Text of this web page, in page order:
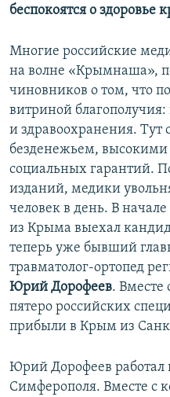
беспокоятся о здоровье
Многие российские
на волне «Крымнаша»,
чиновников о том, что
витриной
и здравоохранения. Тут
безденежьем, высокими
социальных гарантий.
изданий, медики
человек в день. В начале
из Крыма выехал
теперь уже бывший
травматолог-ортопед
Юрий Дорофеев. Вместе
пятеро российских
прибыли в Крым из
Юрий Дорофеев работал
Симферополя. Вместе с